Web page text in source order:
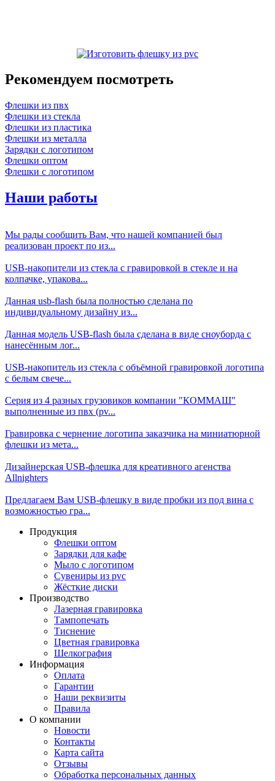
Рекомендуем посмотреть
Флешки из пвх
Флешки из стекла
Флешки из пластика
Флешки из металла
Зарядки с логотипом
Флешки оптом
Флешки с логотипом
Наши работы
Мы рады сообщить Вам, что нашей компанией был
реализован проект по из...
USB-накопители из стекла с гравировкой в стекле и на
колпачке, упакова...
Данная usb-flash была полностью сделана по
индивидуальному дизайну из...
Данная модель USB-flash была сделана в виде сноуборда с
нанесённым лог...
USB-накопитель из стекла с объёмной гравировкой логотипа
с белым свече...
Серия из 4 разных грузовиков компании "КОММАШ"
выполненные из пвх (pv...
Гравировка с чернение логотипа заказчика на миниатюрной
флешки из мета...
Дизайнерская USB-флешка для креативного агенства
Allnighters
Предлагаем Вам USB-флешку в виде пробки из под вина с
возможностью гра...
Продукция
Флешки оптом
Зарядки для кафе
Мыло с логотипом
Сувениры из pvc
Жёсткие диски
Производство
Лазерная гравировка
Тампопечать
Тиснение
Цветная гравировка
Шелкография
Информация
Оплата
Гарантии
Наши реквизиты
Правила
О компании
Новости
Контакты
Карта сайта
Отзывы
Обработка персональных данных